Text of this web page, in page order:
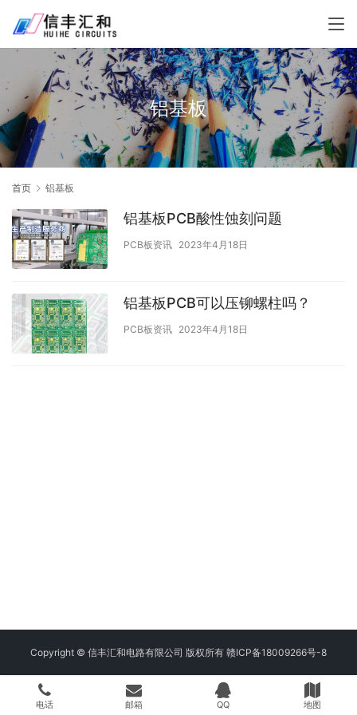
铝基板
首页 铝基板
铝基板PCB酸性蚀刻问题
PCB板资讯 2023年4月18日
铝基板PCB可以压铆螺柱吗？
PCB板资讯 2023年4月18日
Copyright © 信丰汇和电路有限公司 版权所有 赣ICP备18009266号-8
电话 邮箱 QQ 地图